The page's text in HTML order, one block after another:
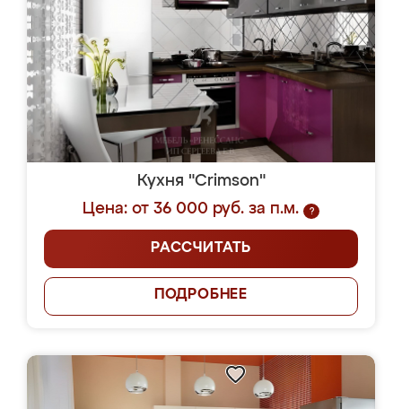
Кухня "Crimson"
Цена: от 36 000 руб. за п.м.
?
РАССЧИТАТЬ
ПОДРОБНЕЕ